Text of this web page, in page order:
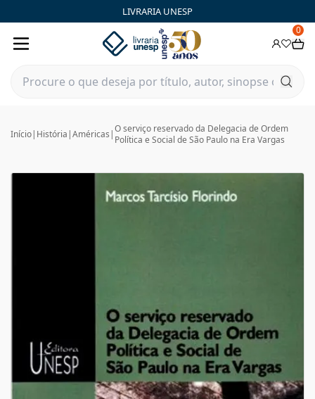
LIVRARIA UNESP
0
Início| História |Américas |O serviço reservado da Delegacia de Ordem
Política e Social de São Paulo na Era Vargas